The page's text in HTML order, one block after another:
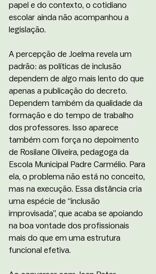
papel e do contexto, o cotidiano
escolar ainda não acompanhou a
legislação.
A percepção de Joelma revela um
padrão: as políticas de inclusão
dependem de algo mais lento do que
apenas a publicação do decreto.
Dependem também da qualidade da
formação e do tempo de trabalho
dos professores. Isso aparece
também com força no depoimento
de Rosilane Oliveira, pedagoga da
Escola Municipal Padre Carmélio. Para
ela, o problema não está no conceito,
mas na execução. Essa distância cria
uma espécie de “inclusão
improvisada”, que acaba se apoiando
na boa vontade dos profissionais
mais do que em uma estrutura
funcional efetiva.